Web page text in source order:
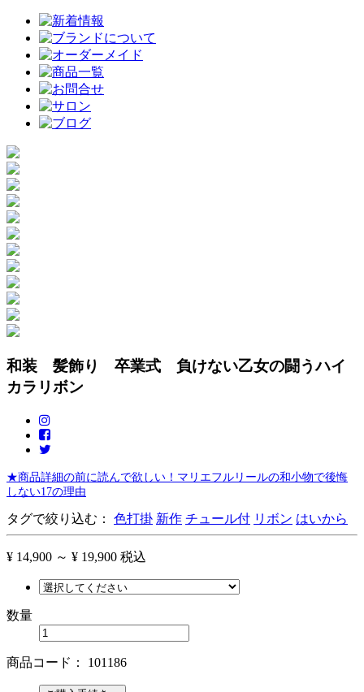
和装 髪飾り 卒業式 負けない乙女の闘うハイ
カラリボン
★商品詳細の前に読んで欲しい！マリエフルリールの和小物で後悔
しない17の理由
タグで絞り込む： 色打掛 新作 チュール付 リボン はいから
¥ 14,900 ～ ¥ 19,900 税込
数量
商品コード： 101186